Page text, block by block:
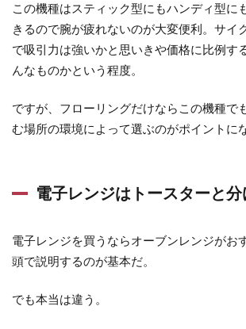
この機種はスティック型にもハンディ型に
きるので腕が疲れないのが大変便利。サイ
で吸引力は強いかと思いきや価格に比例す
んなものかという程度。
ですが、フローリングだけならこの機種で
む場所の環境によって選ぶのがポイントに
電子レンジはトースターと分
電子レンジを買うならオーブンレンジがお
頭で説明するのが基本だ。
でも本当は違う。